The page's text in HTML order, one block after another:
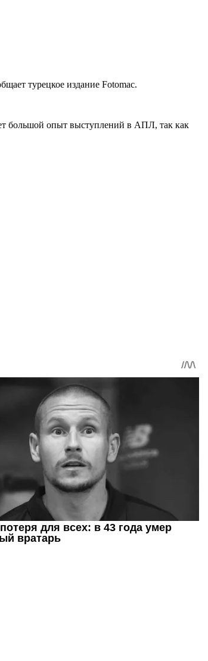
турецкое издание Fotomac.
большой опыт выступлений в АПЛ, так как